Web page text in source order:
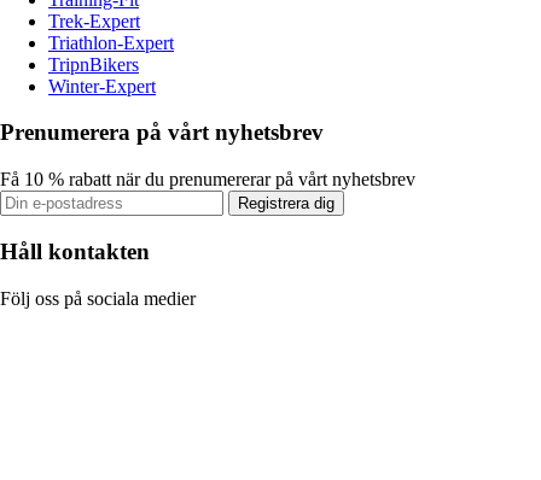
Trek-Expert
Triathlon-Expert
TripnBikers
Winter-Expert
Prenumerera på vårt nyhetsbrev
Få 10 % rabatt när du prenumererar på vårt nyhetsbrev
Registrera dig
Håll kontakten
Följ oss på sociala medier